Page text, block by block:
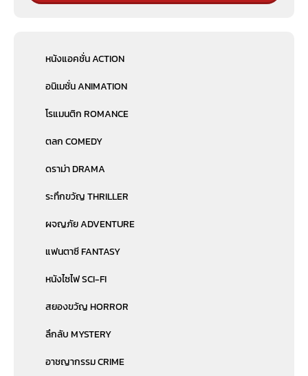
หนังแอคชั่น ACTION
อนิเมชั่น ANIMATION
โรแมนติก ROMANCE
ตลก COMEDY
ดราม่า DRAMA
ระทึกขวัญ THRILLER
ผจญภัย ADVENTURE
แฟนตาซี FANTASY
หนังไซไฟ SCI-FI
สยองขวัญ HORROR
ลึกลับ MYSTERY
อาชญากรรม CRIME